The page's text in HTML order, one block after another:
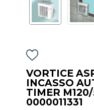
VORTICE
INCASSO
TIMER M120/
0000011331